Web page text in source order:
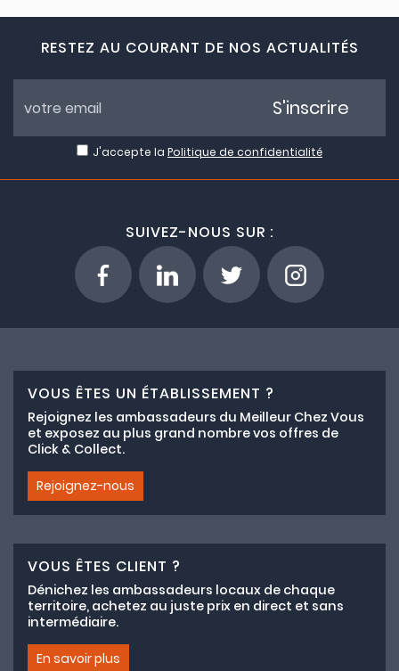
RESTEZ AU COURANT DE NOS ACTUALITÉS
J'accepte la Politique de confidentialité
S'inscrire
SUIVEZ-NOUS SUR :
VOUS ÊTES UN ÉTABLISSEMENT ?
Rejoignez les ambassadeurs du Meilleur Chez Vous
et exposez au plus grand nombre vos offres de
Click & Collect.
Rejoignez-nous
VOUS ÊTES CLIENT ?
Dénichez les ambassadeurs locaux de chaque
territoire, achetez au juste prix en direct et sans
intermédiaire.
En savoir plus